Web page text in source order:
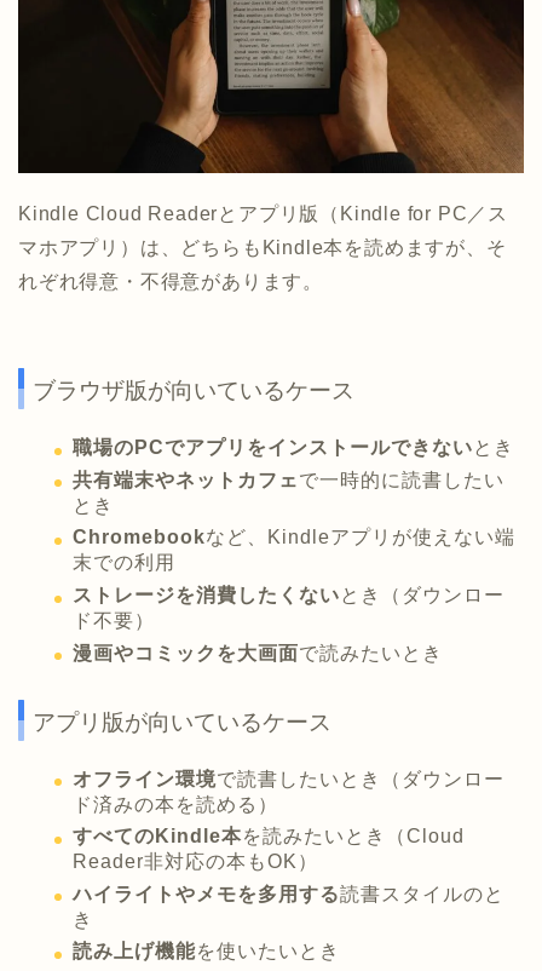
Kindle Cloud Readerとアプリ版（Kindle for PC／ス
マホアプリ）は、どちらもKindle本を読めますが、そ
れぞれ得意・不得意があります。
ブラウザ版が向いているケース
職場のPCでアプリをインストールできないとき
共有端末やネットカフェで一時的に読書したい
とき
Chromebookなど、Kindleアプリが使えない端
末での利用
ストレージを消費したくないとき（ダウンロー
ド不要）
漫画やコミックを大画面で読みたいとき
アプリ版が向いているケース
オフライン環境で読書したいとき（ダウンロー
ド済みの本を読める）
すべてのKindle本を読みたいとき（Cloud
Reader非対応の本もOK）
ハイライトやメモを多用する読書スタイルのと
き
読み上げ機能を使いたいとき